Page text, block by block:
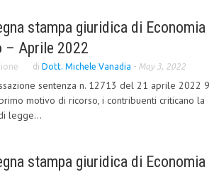
stampa giuridica di Economia
– Aprile 2022
di Dott. Michele Vanadia - May 3, 2022
sentenza n. 12713 del 21 aprile 2022 9
motivo di ricorso, i contribuenti criticano la
legge...
stampa giuridica di Economia